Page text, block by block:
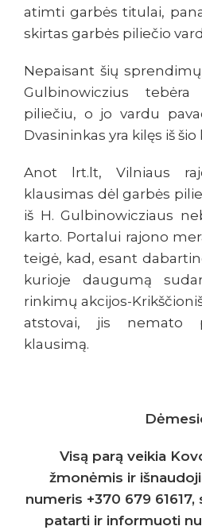
atimti garbės titulai,
skirtas garbės piliečio
Nepaisant šių
Gulbinowiczius
piliečiu, o jo vardu
Dvasininkas yra kilęs iš šio
Anot lrt.lt, Vilniaus
klausimas dėl garbės
iš H. Gulbinowicziaus
karto. Portalui rajono
teigė, kad, esant
kurioje daugumą
rinkimų akcijos-
atstovai, jis nemato
klausimą.
Visą parą veikia
žmonėmis ir
numeris +370 679
patarti ir informuoti